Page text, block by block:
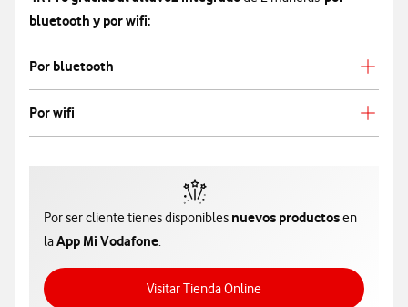
bluetooth y por wifi:
Por bluetooth
Por wifi
Por ser cliente tienes disponibles nuevos productosen
laApp Mi Vodafone.
Visitar Tienda OnlineAcceso a Tienda Online